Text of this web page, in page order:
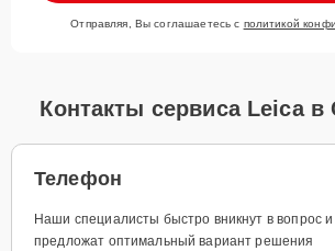
Отправляя, Вы соглашаетесь с политикой
Контакты сервиса Leica в
Телефон
Наши специалисты быстро вникнут в вопрос и
предложат оптимальный вариант решения